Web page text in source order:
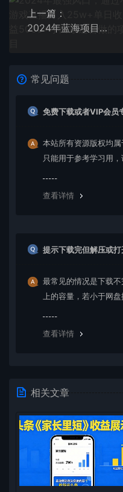
上一篇：
2024年蓝海项目，通过ai制作视频日入3000+，小白无脑操作，简单上手！
常见问题
免费下载或者VIP会员
本站所有资源版权均
只能用于参考学习用
查看详情
提示下载完但解压或打
最常见的情况是下载
上的容量，若小于网
查看详情
相关文章